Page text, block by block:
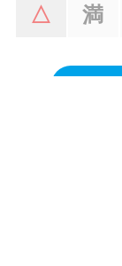
△ 満